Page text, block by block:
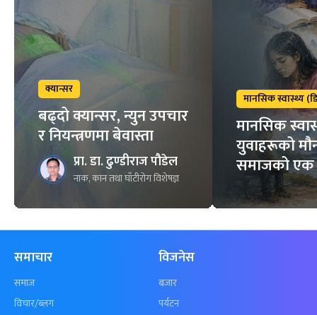
क्यान्सर
बढ्दो क्यान्सर, न्युन उपचार
र नियन्त्रणमा बेवास्ता
प्रा. डा. ढुण्डीराज पौडेल
नाक, कान तथा घाँटीरोग विशेषज्ञ
मानसिक स्वास्थ्य
मानसिक
युवाहरूको
समाजको एक
समाचार
समाज
विचार/ब्लग
विजनेस
बजार
पर्यटन